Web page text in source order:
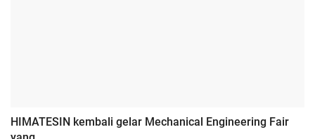
HIMATESIN kembali gelar Mechanical Engineering Fair